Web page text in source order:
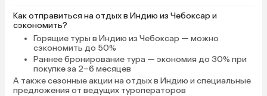
Как отправиться на отдых в Индию из Чебоксар и
сэкономить?
Горящие туры в Индию из Чебоксар — можно
сэкономить до 50%
Раннее бронирование тура — экономия до 30% при
покупке за 2–6 месяцев
А такжесезонные акции на отдых в Индию и специальные
предложения от ведущих туроператоров